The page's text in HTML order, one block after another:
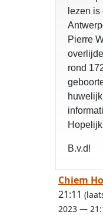
lezen
Pierre
rond
B.v.d!
Chiem
21:11
2023 —